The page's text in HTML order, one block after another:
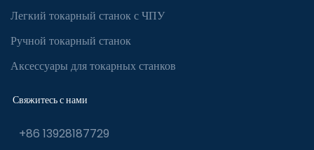
Легкий токарный станок с ЧПУ
Ручной токарный станок
Аксессуары для токарных станков
Свяжитесь с нами
+86 13928187729